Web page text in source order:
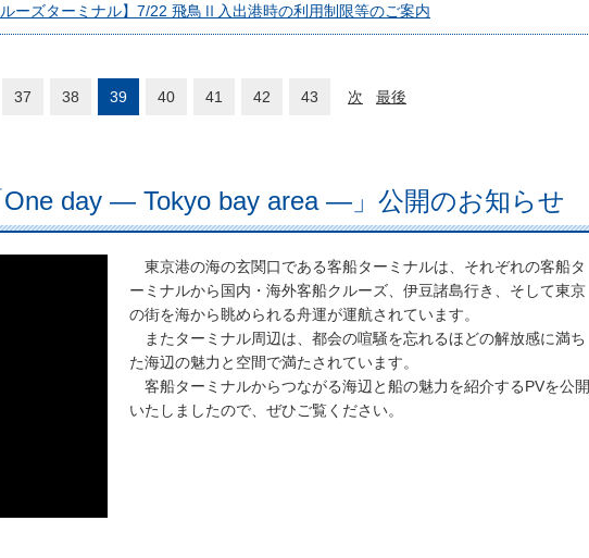
ルーズターミナル】7/22 飛鳥Ⅱ入出港時の利用制限等のご案内
37 38 39 40 41 42 43 次 最後
day ― Tokyo bay area ―」公開のお知らせ
東京港の海の玄関口である客船ターミナルは、それぞれの客船タ
ーミナルから国内・海外客船クルーズ、伊豆諸島行き、そして東京
の街を海から眺められる舟運が運航されています。
またターミナル周辺は、都会の喧騒を忘れるほどの解放感に満ち
た海辺の魅力と空間で満たされています。
客船ターミナルからつながる海辺と船の魅力を紹介するPVを公開
いたしましたので、ぜひご覧ください。